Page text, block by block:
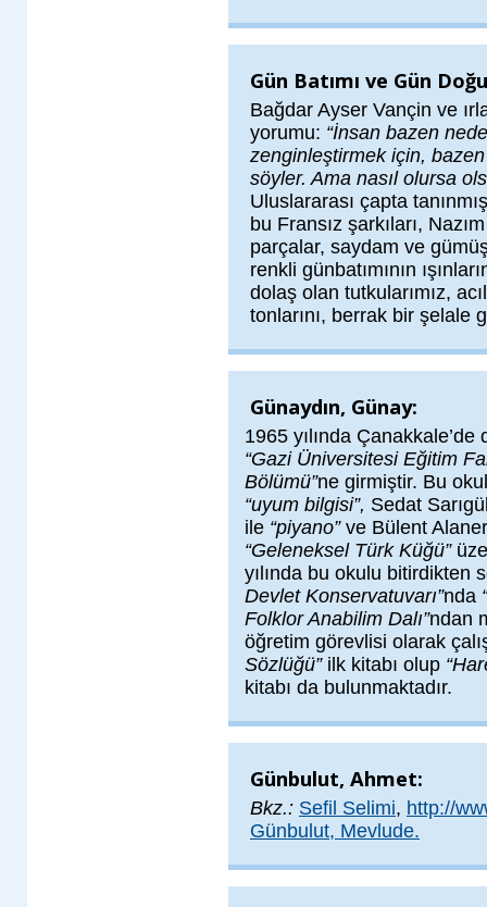
Gün Batımı ve Gün
Bağdar Ayser Vançin ve
yorumu: “İnsan bazen
zenginleştirmek için,
söyler. Ama nasıl olursa
Uluslararası çapta
bu Fransız şarkıları,
parçalar, saydam ve
renkli günbatımının
dolaş olan tutkularımız,
tonlarını, berrak bir şelale
Günaydın, Günay:
1965 yılında Çanakkale’de
“Gazi Üniversitesi Eğitim
Bölümü”ne girmiştir. Bu
“uyum bilgisi”, Sedat
ile “piyano” ve Bülent
“Geleneksel Türk Küğü”
yılında bu okulu bitirdikten
Devlet Konservatuvarı”nda
Folklor Anabilim Dalı”ndan
öğretim görevlisi olarak
Sözlüğü”ilk kitabı olup
kitabı da bulunmaktadır.
Günbulut, Ahmet:
Bkz.: Sefil Selimi, http://
Günbulut, Mevlude.